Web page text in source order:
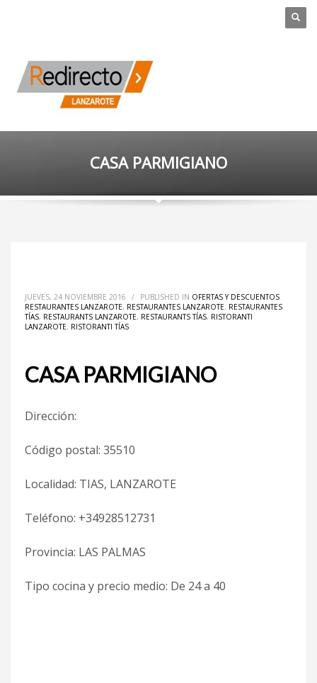
CASA PARMIGIANO
JUEVES, 24 NOVIEMBRE 2016 / PUBLISHED IN OFERTAS Y DESCUENTOS
RESTAURANTES LANZAROTE, RESTAURANTES LANZAROTE, RESTAURANTES
TÍAS, RESTAURANTS LANZAROTE, RESTAURANTS TÍAS, RISTORANTI
LANZAROTE, RISTORANTI TÍAS
CASA PARMIGIANO
Dirección:
Código postal: 35510
Localidad: TIAS, LANZAROTE
Teléfono: +34928512731
Provincia: LAS PALMAS
Tipo cocina y precio medio: De 24 a 40 